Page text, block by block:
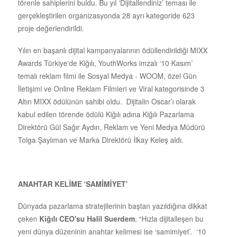
törenle sahiplerini buldu. Bu yıl ‘Dijitallendiniz’ teması ile
gerçekleştirilen organizasyonda 28 ayrı kategoride 623
proje değerlendirildi.
Yılın en başarılı dijital kampanyalarının ödüllendirildiği MIXX
Awards Türkiye'de Kiğılı, YouthWorks imzalı ‘10 Kasım’
temalı reklam filmi ile Sosyal Medya - WOOM, özel Gün
İletişimi ve Online Reklam Filmleri ve Viral kategorisinde 3
Altın MIXX ödülünün sahibi oldu. Dijitalin Oscar’ı olarak
kabul edilen törende ödülü Kiğılı adına Kiğılı Pazarlama
Direktörü Gül Sağır Aydın, Reklam ve Yeni Medya Müdürü
Tolga Şaylıman ve Marka Direktörü İlkay Keleş aldı.
ANAHTAR KELİME ‘SAMİMİYET’
Dünyada pazarlama stratejilerinin baştan yazıldığına dikkat
çeken Kiğılı CEO'su Halil Suerdem, “Hızla dijitalleşen bu
yeni dünya düzeninin anahtar kelimesi ise ‘samimiyet’. ‘10